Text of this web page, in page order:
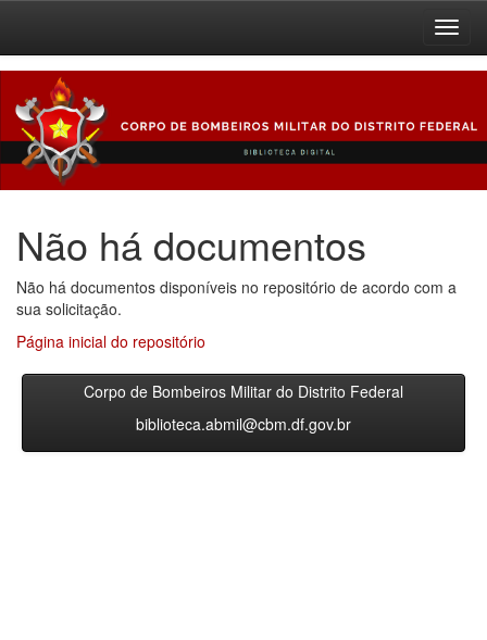
navigation
Não há documentos
Não há documentos disponíveis no repositório de acordo com a
sua solicitação.
Página inicial do repositório
Corpo de Bombeiros Militar do Distrito Federal
biblioteca.abmil@cbm.df.gov.br